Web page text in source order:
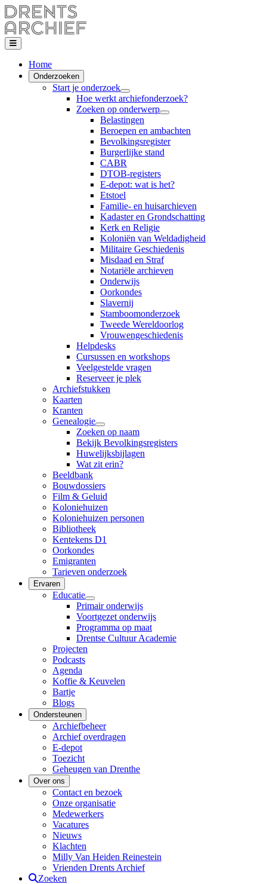
Home
Onderzoeken
Start je onderzoek
Hoe werkt archiefonderzoek?
Zoeken op onderwerp
Belastingen
Beroepen en ambachten
Bevolkingsregister
Burgerlijke stand
CABR
DTOB-registers
E-depot: wat is het?
Etstoel
Familie- en huisarchieven
Kadaster en Grondschatting
Kerk en Religie
Koloniën van Weldadigheid
Militaire Geschiedenis
Misdaad en Straf
Notariële archieven
Onderwijs
Oorkondes
Slavernij
Stamboomonderzoek
Tweede Wereldoorlog
Vrouwengeschiedenis
Helpdesks
Cursussen en workshops
Veelgestelde vragen
Reserveer je plek
Archiefstukken
Kaarten
Kranten
Genealogie
Zoeken op naam
Bekijk Bevolkingsregisters
Huwelijksbijlagen
Wat zit erin?
Beeldbank
Bouwdossiers
Film & Geluid
Koloniehuizen
Koloniehuizen personen
Bibliotheek
Kentekens D1
Oorkondes
Emigranten
Tarieven onderzoek
Ervaren
Educatie
Primair onderwijs
Voortgezet onderwijs
Programma op maat
Drentse Cultuur Academie
Projecten
Podcasts
Agenda
Koffie & Keuvelen
Bartje
Blogs
Ondersteunen
Archiefbeheer
Archief overdragen
E-depot
Toezicht
Geheugen van Drenthe
Over ons
Contact en bezoek
Onze organisatie
Medewerkers
Vacatures
Nieuws
Klachten
Milly Van Heiden Reinestein
Vrienden Drents Archief
Zoeken